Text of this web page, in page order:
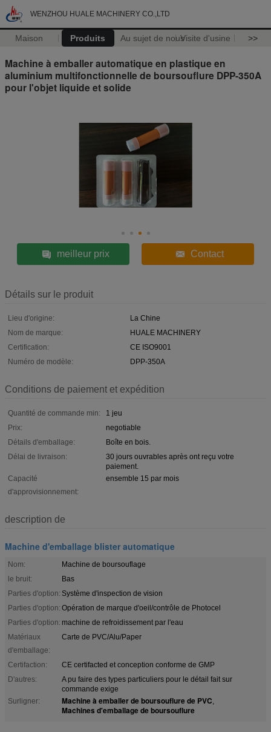
WENZHOU HUALE MACHINERY CO.,LTD
Maison Produits Au sujet de nousVisite d'usine >>
Machine à emballer automatique en plastique en
aluminium multifonctionnelle de boursouflure DPP-350A
pour l'objet liquide et solide
meilleur prix Contact
Détails sur le produit
Lieu d'origine:
La Chine
Nom de marque:
HUALE MACHINERY
Certification:
CE ISO9001
Numéro de modèle:
DPP-350A
Conditions de paiement et expédition
Quantité de commande min:
1 jeu
Prix:
negotiable
Détails d'emballage:
Boîte en bois.
Délai de livraison:
30 jours ouvrables après ont reçu votre
paiement.
Capacité
d'approvisionnement:
ensemble 15 par mois
description de
Machine d'emballage blister automatique
Nom:
Machine de boursouflage
le bruit:
Bas
Parties d'option: Système d'inspection de vision
Parties d'option: Opération de marque d'oeil/contrôle de Photocel
Parties d'option: machine de refroidissement par l'eau
Matériaux
d'emballage:
Carte de PVC/Alu/Paper
Certifaction:
CE certifacted et conception conforme de GMP
D'autres:
A pu faire des types particuliers pour le détail fait sur
commande exige
Surligner:
Machine à emballer de boursouflure de PVC,
Machines d'emballage de boursouflure